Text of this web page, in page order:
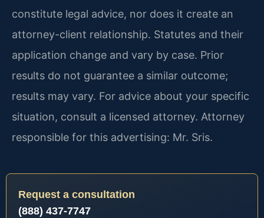
constitute legal advice, nor does it create an
attorney-client relationship. Statutes and their
application change and vary by case. Prior
results do not guarantee a similar outcome;
results may vary. For advice about your specific
situation, consult a licensed attorney. Attorney
responsible for this advertising: Mr. Sris.
Request a consultation
(888) 437-7747